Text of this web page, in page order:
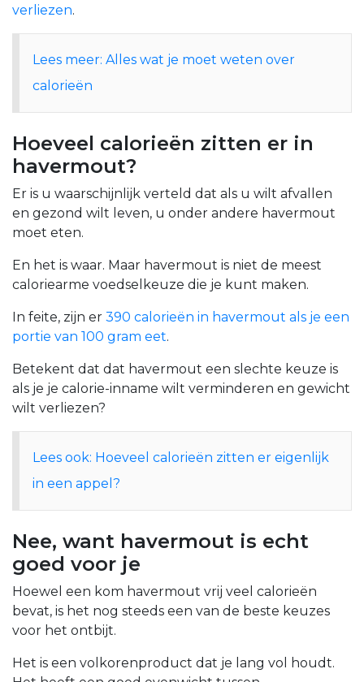
verliezen.
Lees meer: Alles wat je moet weten over
calorieën
Hoeveel calorieën zitten er in
havermout?
Er is u waarschijnlijk verteld dat als u wilt afvallen
en gezond wilt leven, u onder andere havermout
moet eten.
En het is waar. Maar havermout is niet de meest
caloriearme voedselkeuze die je kunt maken.
In feite, zijn er 390 calorieën in havermout als je een
portie van 100 gram eet.
Betekent dat dat havermout een slechte keuze is
als je je calorie-inname wilt verminderen en gewicht
wilt verliezen?
Lees ook: Hoeveel calorieën zitten er eigenlijk
in een appel?
Nee, want havermout is echt
goed voor je
Hoewel een kom havermout vrij veel calorieën
bevat, is het nog steeds een van de beste keuzes
voor het ontbijt.
Het is een volkorenproduct dat je lang vol houdt.